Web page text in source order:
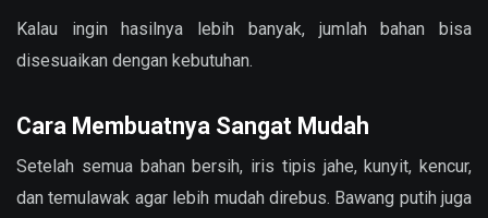
Kalau ingin hasilnya lebih banyak, jumlah bahan bisa
disesuaikan dengan kebutuhan.
Cara Membuatnya Sangat Mudah
Setelah semua bahan bersih, iris tipis jahe, kunyit, kencur,
dan temulawak agar lebih mudah direbus. Bawang putih juga